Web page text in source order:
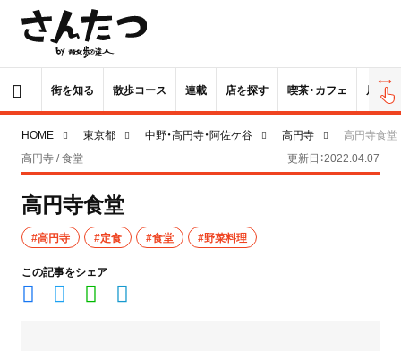
街を知る 散歩コース 連載 店を探す 喫茶・カフェ 居酒屋
HOME 東京都 中野・高円寺・阿佐ケ谷 高円寺
高円寺食堂
高円寺 / 食堂
更新日：2022.04.07
高円寺食堂
#高円寺 #定食 #食堂 #野菜料理
この記事をシェア